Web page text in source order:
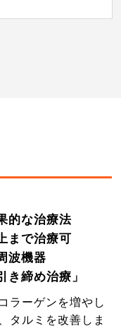
的な治療法
まで治療可
波機器
き締め治療」
ラーゲンを増やし
タルミを改善しま